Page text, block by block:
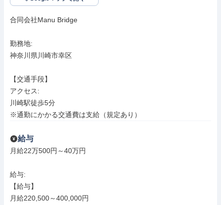
合同会社Manu Bridge
勤務地:
神奈川県川崎市幸区
【交通手段】
アクセス:
川崎駅徒歩5分
※通勤にかかる交通費は支給（規定あり）
給与
月給22万500円～40万円
給与:
【給与】
月給220,500～400,000円